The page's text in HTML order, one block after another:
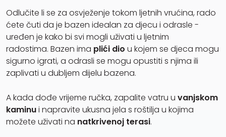
Odlučite li se za osvježenje tokom ljetnih vrućina, rado
ćete čuti da je bazen idealan za djecu i odrasle -
uređen je kako bi svi mogli uživati u ljetnim
radostima. Bazen ima plići dio u kojem se djeca mogu
sigurno igrati, a odrasli se mogu opustiti s njima ili
zaplivati u dubljem dijelu bazena.
A kada dođe vrijeme ručka, zapalite vatru u vanjskom
kaminui napravite ukusna jela s roštilja u kojima
možete uživati na natkrivenoj terasi.